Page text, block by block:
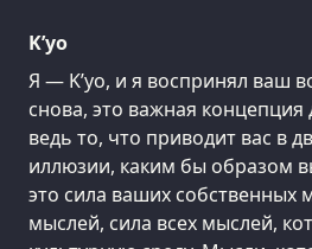
K’уо
Я — K’уо, и я воспринял ваш
снова, это важная
ведь то, что приводит вас в
иллюзии, каким бы образом
это сила ваших собственных
мыслей, сила всех мыслей,